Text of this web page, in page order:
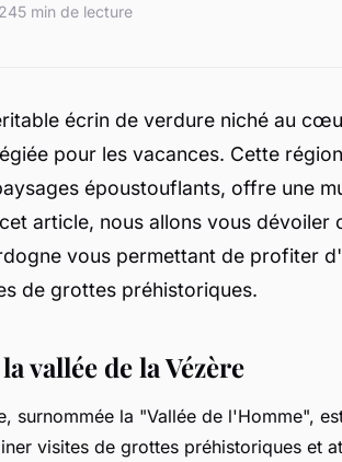
5 min de lecture
écrin de verdure niché au
pour les vacances. Cette
époustouflants, offre une
article, nous allons vous dévoiler
vous permettant de profiter
de grottes préhistoriques.
vallée de la Vézère
surnommée la "Vallée de l'Homme",
visites de grottes préhistoriques et